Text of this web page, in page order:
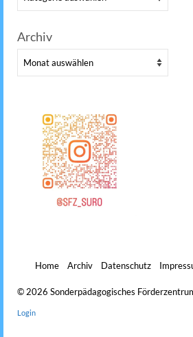
Archiv
Archiv
Home Archiv Datenschutz
© 2026 Sonderpädagogisches
Login